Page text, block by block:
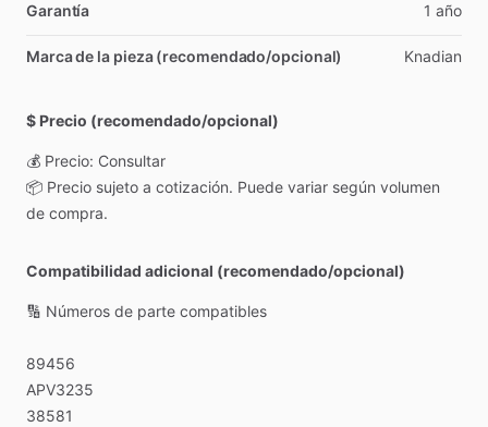
Garantía 1 año
Marca de la pieza (recomendado/opcional) Knadian
$ Precio (recomendado/opcional)
💰 Precio: Consultar
📦 Precio sujeto a cotización. Puede variar según volumen
de compra.
Compatibilidad adicional (recomendado/opcional)
🔢 Números de parte compatibles
89456
APV3235
38581